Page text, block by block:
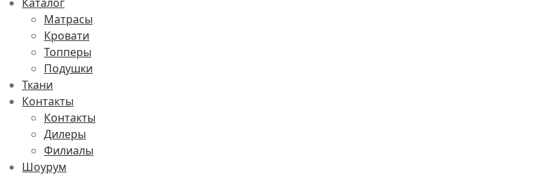
Матрасы
Кровати
Топперы
Подушки
Ткани
Контакты
Контакты
Дилеры
Филиалы
Шоурум